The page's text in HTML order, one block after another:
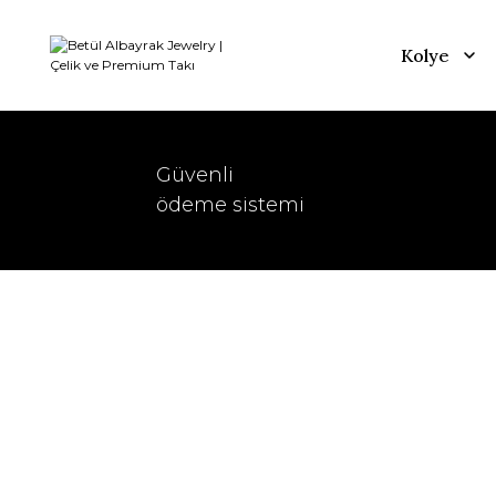
Kolye
Güvenli
ödeme sistemi